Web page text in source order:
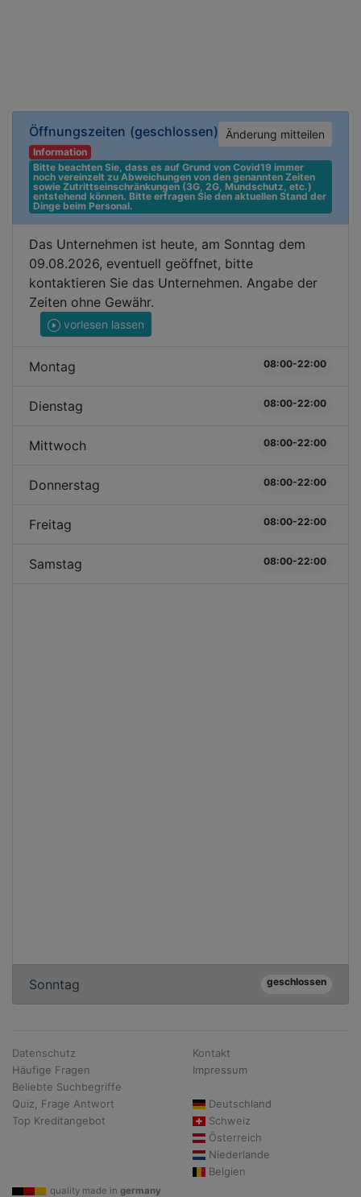
Öffnungszeiten (geschlossen) Änderung mitteilen
Information
Bitte beachten Sie, dass es auf Grund von Covid19 immer
noch vereinzelt zu Abweichungen von den genannten Zeiten
sowie Zutrittseinschränkungen (3G, 2G, Mundschutz, etc.)
entstehend können. Bitte erfragen Sie den aktuellen Stand der
Dinge beim Personal.
Das Unternehmen ist heute, am Sonntag dem
09.08.2026, eventuell geöffnet, bitte
kontaktieren Sie das Unternehmen. Angabe der
Zeiten ohne Gewähr.
vorlesen lassen
Montag 08:00-22:00
Dienstag 08:00-22:00
Mittwoch 08:00-22:00
Donnerstag 08:00-22:00
Freitag 08:00-22:00
Samstag 08:00-22:00
Sonntag geschlossen
Datenschutz
Häufige Fragen
Beliebte Suchbegriffe
Quiz, Frage Antwort
Top Kreditangebot
Kontakt
Impressum
Deutschland
Schweiz
Österreich
Niederlande
Belgien
quality made in germany